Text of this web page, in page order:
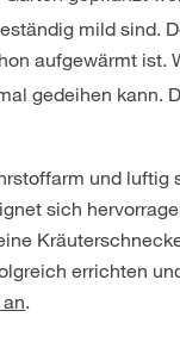
mild sind.
aufgewärmt ist.
gedeihen kann.
und
sich
errichten
.